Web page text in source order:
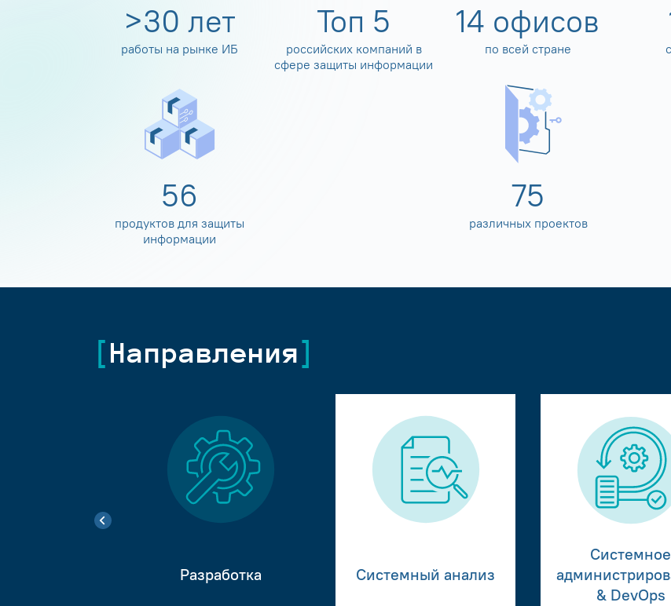
>30 лет
работы на рынке ИБ
Топ 5
российских компаний в
сфере защиты информации
14 офисов
по всей стране
60
продуктов для защиты
информации
80
различных проектов
Направления
Разработка Системный анализ
Системное
& DevOps